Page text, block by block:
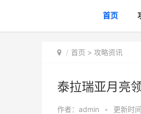
首页
首页 > 攻略资讯
泰拉瑞亚月亮
作者： admin • 更新时